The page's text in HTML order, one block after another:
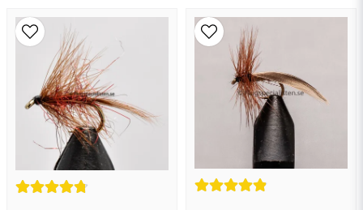
Ja, sie können meine frage veröffentlichen
Anonym
vor 2 Jahren